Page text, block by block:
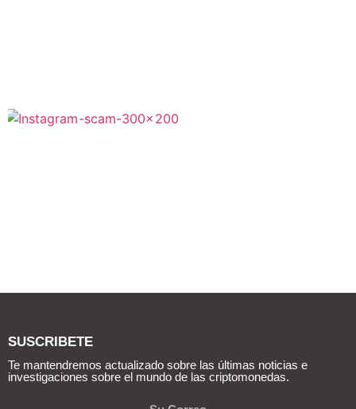
SUSCRIBETE
Te mantendremos actualizado sobre las últimas noticias e
investigaciones sobre el mundo de las criptomonedas.